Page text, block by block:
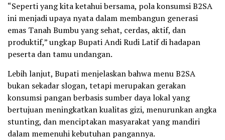
“Seperti yang kita ketahui bersama, pola konsumsi B2SA
ini menjadi upaya nyata dalam membangun generasi
emas Tanah Bumbu yang sehat, cerdas, aktif, dan
produktif,” ungkap Bupati Andi Rudi Latif di hadapan
peserta dan tamu undangan.
Lebih lanjut, Bupati menjelaskan bahwa menu B2SA
bukan sekadar slogan, tetapi merupakan gerakan
konsumsi pangan berbasis sumber daya lokal yang
bertujuan meningkatkan kualitas gizi, menurunkan angka
stunting, dan menciptakan masyarakat yang mandiri
dalam memenuhi kebutuhan pangannya.